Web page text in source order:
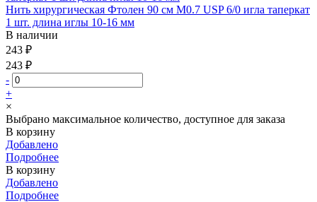
Нить хирургическая Фтолен 90 см М0.7 USP 6/0 игла таперкат
1 шт. длина иглы 10-16 мм
В наличии
243 ₽
243 ₽
-
+
×
Выбрано максимальное количество, доступное для заказа
В корзину
Добавлено
Подробнее
В корзину
Добавлено
Подробнее